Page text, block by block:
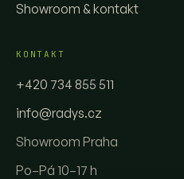
Showroom & kontakt
KONTAKT
+420 734 855 511
info@radys.cz
Showroom Praha
Po–Pá 10–17 h